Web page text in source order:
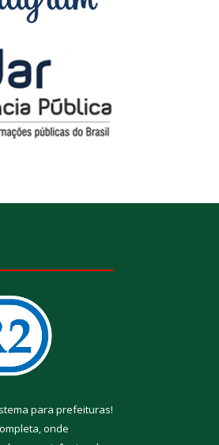
para prefeituras!
onde